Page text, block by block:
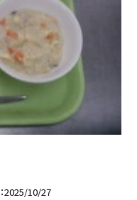
2025/10/27